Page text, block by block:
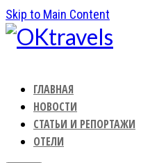
Skip to Main Content
ГЛАВНАЯ
НОВОСТИ
СТАТЬИ И РЕПОРТАЖИ
ОТЕЛИ